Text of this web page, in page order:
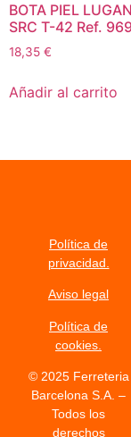
BOTA PIEL
SRC T-42 Ref.
18,35 €
Añadir al carrito
Política de
privacidad.
Aviso legal
Política de
cookies.
© 2025 Ferreteria
Barcelona S.A. –
Todos los
derechos